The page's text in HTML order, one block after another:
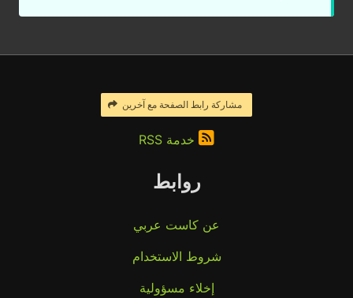
مشاركة رابط الصفحة مع آخرين
خدمة RSS
روابط
عن كاست عربي
شروط الاستخدام
إخلاء مسؤولية